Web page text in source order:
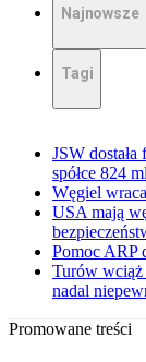
Najnowsze
Tagi
JSW
spółce 824
Węgiel
USA mają
Pomoc ARP
Turów wciąż
nadal
Promowane treści